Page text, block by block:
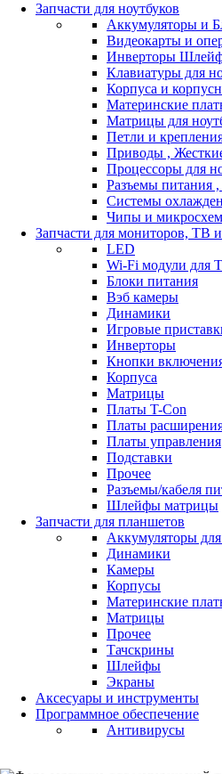
Запчасти для ноутбуков
Аккумуляторы и
Видеокарты и
Инверторы
Клавиатуры для
Корпуса и
Материнские
Матрицы для
Петли и
Приводы ,
Процессоры для
Разъемы питания
Системы
Чипы и
Запчасти для мониторов, ТВ
LED
Wi-Fi модули для
Блоки питания
Вэб камеры
Динамики
Игровые
Инверторы
Кнопки
Корпуса
Матрицы
Платы T-Con
Платы
Платы управления
Подставки
Прочее
Разъемы/кабеля
Шлейфы матрицы
Запчасти для планшетов
Аккумуляторы
Динамики
Камеры
Корпусы
Материнские
Матрицы
Прочее
Тачскрины
Шлейфы
Экраны
Аксесуары и инструменты
Программное обеспечение
Антивирусы